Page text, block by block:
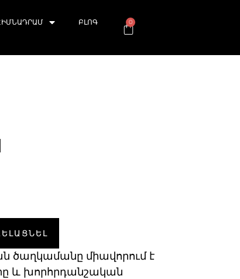
ԲԼՈԳ
0
ծաղկամանը միավորում է
և խորհրդանշական